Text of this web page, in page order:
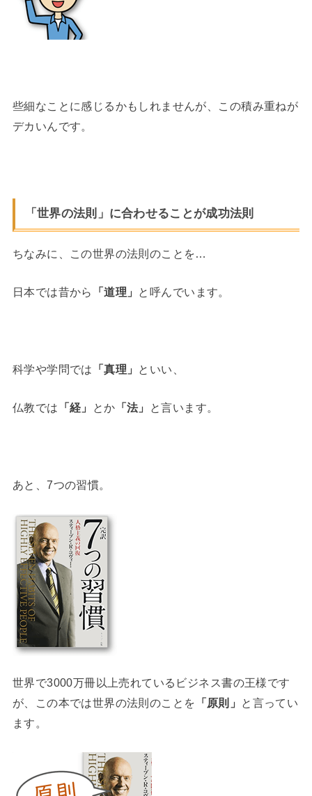
些細なことに感じるかもしれませんが、この積み重ねが
デカいんです。
「世界の法則」に合わせることが成功法則
ちなみに、この世界の法則のことを…
日本では昔から 「道理」 と呼んでいます。
科学や学問では 「真理」 といい、
仏教では 「経」 とか 「法」 と言います。
あと、7つの習慣。
世界で3000万冊以上売れているビジネス書の王様です
が、この本では世界の法則のことを 「原則」
と言ってい
ます。